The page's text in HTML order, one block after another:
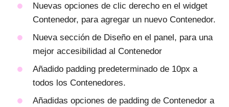
Nuevas opciones de clic derecho en el widget
Contenedor, para agregar un nuevo Contenedor.
Nueva sección de Diseño en el panel, para una
mejor accesibilidad al Contenedor
Añadido padding predeterminado de 10px a
todos los Contenedores.
Añadidas opciones de padding de Contenedor a